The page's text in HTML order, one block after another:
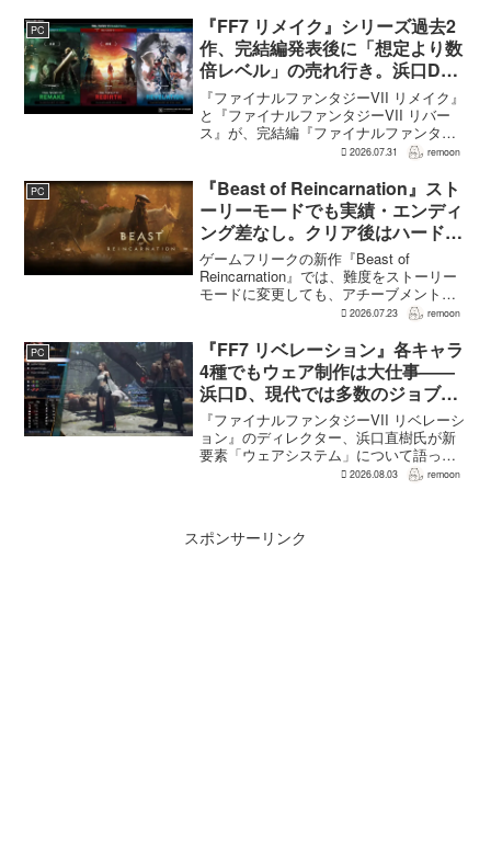
は、ゲーム総合プロデューサーの二見鷹
介氏が...
PC
『FF7 リメイク』シリーズ過去2
作、完結編発表後に「想定より数
倍レベル」の売れ行き。浜口Dが
明かす
『ファイナルファンタジーVII リメイク』
と『ファイナルファンタジーVII リバー
ス』が、完結編『ファイナルファンタジ
ーVII リベレーション』の発表後、「我々
ると、シリーズディレクターの浜口直樹
氏がAU...
2026.07.31 remoon
PC
『Beast of Reincarnation』スト
ーリーモードでも実績・エンディ
ング差なし。クリア後はハード超
えのNEW GAME+も
ゲームフリークの新作『Beast of
Reincarnation』では、難度をストーリー
モードに変更しても、アチーブメントや
収集要素、エンディングに違いはない。
難度のNEW GAME+も用意されてい
る。...
2026.07.23 remoon
PC
『FF7 リベレーション』各キャラ
4種でもウェア制作は大仕事――
浜口D、現代では多数のジョブを
1作に盛り込むのは極めて困難と
説明
『ファイナルファンタジーVII リベレーシ
ョン』のディレクター、浜口直樹氏が新
要素「ウェアシステム」について語っ
た。本作では8人のパーティキャラクター
2026.08.03 remoon
スポンサーリンク